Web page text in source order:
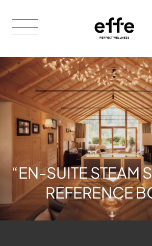
“EN-SUITE STEAM
REFERENCE